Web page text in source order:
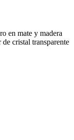
en mate y madera
cristal transparente